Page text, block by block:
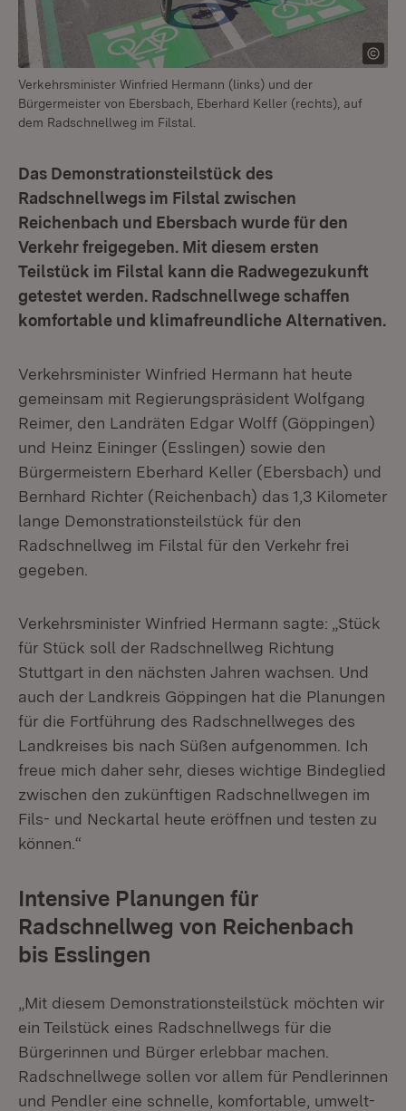
Verkehrsminister Winfried Hermann (links) und der
Bürgermeister von Ebersbach, Eberhard Keller (rechts), auf
dem Radschnellweg im Filstal.
Das Demonstrationsteilstück des
Radschnellwegs im Filstal zwischen
Reichenbach und Ebersbach wurde für den
Verkehr freigegeben. Mit diesem ersten
Teilstück im Filstal kann die Radwegezukunft
getestet werden. Radschnellwege schaffen
komfortable und klimafreundliche Alternativen.
Verkehrsminister Winfried Hermann hat heute
gemeinsam mit Regierungspräsident Wolfgang
Reimer, den Landräten Edgar Wolff (Göppingen)
und Heinz Eininger (Esslingen) sowie den
Bürgermeistern Eberhard Keller (Ebersbach) und
Bernhard Richter (Reichenbach) das 1,3 Kilometer
lange Demonstrationsteilstück für den
Radschnellweg im Filstal für den Verkehr frei
gegeben.
Verkehrsminister Winfried Hermann sagte: „Stück
für Stück soll der Radschnellweg Richtung
Stuttgart in den nächsten Jahren wachsen. Und
auch der Landkreis Göppingen hat die Planungen
für die Fortführung des Radschnellweges des
Landkreises bis nach Süßen aufgenommen. Ich
freue mich daher sehr, dieses wichtige Bindeglied
zwischen den zukünftigen Radschnellwegen im
Fils- und Neckartal heute eröffnen und testen zu
können.“
Intensive Planungen für
Radschnellweg von Reichenbach
bis Esslingen
„Mit diesem Demonstrationsteilstück möchten wir
ein Teilstück eines Radschnellwegs für die
Bürgerinnen und Bürger erlebbar machen.
Radschnellwege sollen vor allem für Pendlerinnen
und Pendler eine schnelle, komfortable, umwelt-